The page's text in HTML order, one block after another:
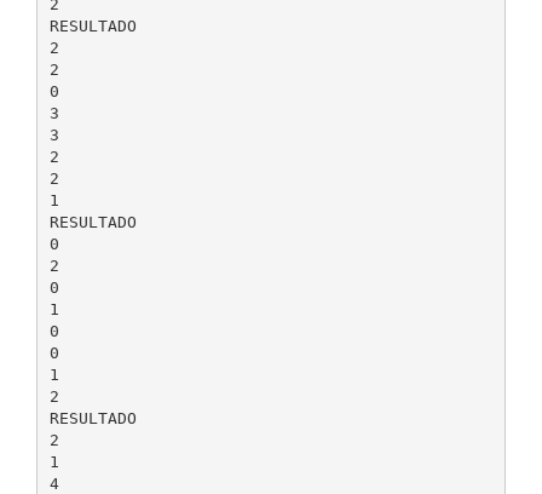
2
RESULTADO
2
2
0
3
3
2
2
1
RESULTADO
0
2
0
1
0
0
1
2
RESULTADO
2
1
4